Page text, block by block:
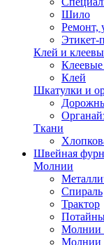
Шило
Ремонт,
Этикет-
Клей и
Клей
Шкатулки и
Ткани
Швейная
Молнии
Спираль
Трактор
Молнии
Молнии